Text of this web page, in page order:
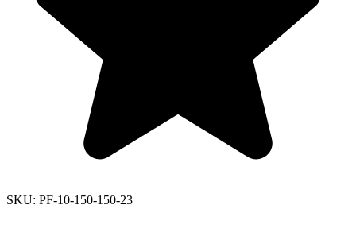
SKU: PF-10-150-150-23